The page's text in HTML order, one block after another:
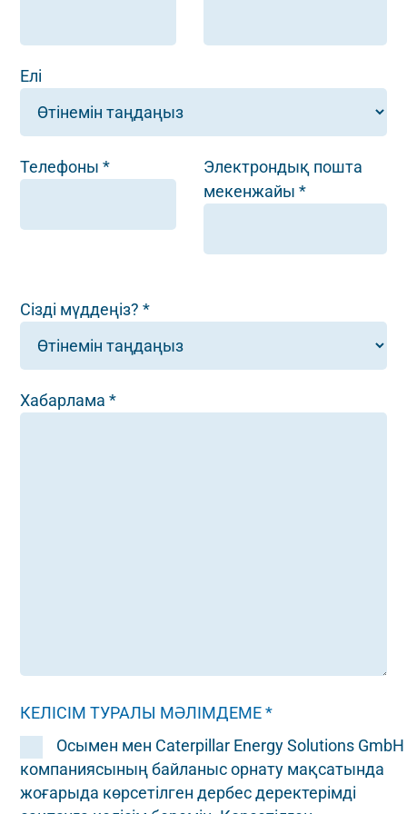
Елі
Телефоны *
Электрондық пошта
мекенжайы *
Сізді мүддеңіз? *
Хабарлама *
КЕЛІСІМ ТУРАЛЫ МӘЛІМДЕМЕ *
Осымен мен Caterpillar Energy Solutions GmbH
компаниясының байланыс орнату мақсатында
жоғарыда көрсетілген дербес деректерімді